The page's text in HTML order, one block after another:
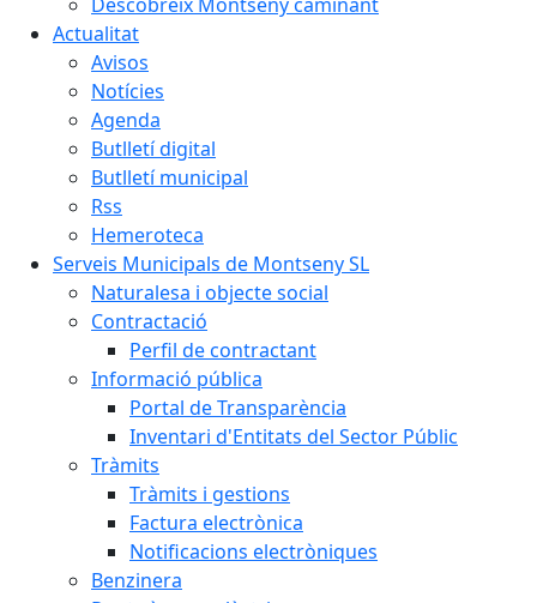
Actualitat
Avisos
Notícies
Agenda
Butlletí digital
Butlletí municipal
Rss
Hemeroteca
Serveis Municipals de Montseny SL
Naturalesa i objecte social
Contractació
Perfil de contractant
Informació pública
Portal de Transparència
Inventari d'Entitats del Sector Públic
Tràmits
Tràmits i gestions
Factura electrònica
Notificacions electròniques
Benzinera